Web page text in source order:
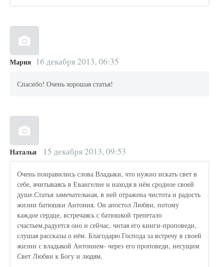
Мария 16 декабря 2013, 06:35
Спасибо! Очень хорошая статья!
Наталья 15 декабря 2013, 09:53
Очень понравились слова Владыки, что нужно искать свет в
себе, вчитываясь в Евангелие и находя в нём сродное своей
душе.Статья замечательная, в ней отражена чистота и радость
жизни батюшки Антония. Он апостол Любви, потому
каждое сердце, встречаясь с батюшкой трепетало
счастьем,радуется оно и сейчас, читая его книги-проповеди,
слушая рассказы о нём. Благодарю Господа за встречу в своей
жизни с владыкой Антонием- через его проповеди, несущим
Свет Любви к Богу и людям.